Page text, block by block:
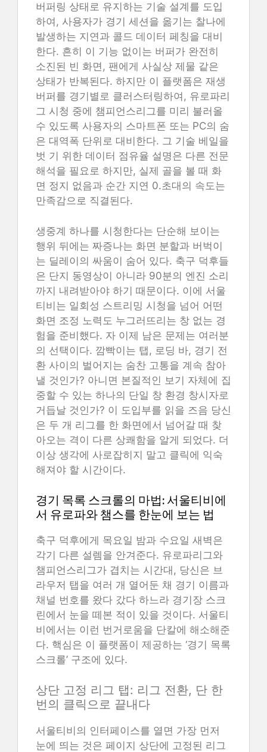
버퍼링 상태로 유지하는 기술 설계를 도입
하여, 사용자가 경기 세션을 옮기는 찰나에
발생하는 지연과 콜드 데이터 페칭을 대비
한다. 흔히 이 기능 없이는 버퍼가 완전히
소진된 빈 화면, 팬에게 사실상 제물 같은
상태가 반복된다. 하지만 이 플랫폼은 재생
버퍼를 경기별로 클러스터링하여, 유로파리
그 시청 중에 챔피언스리그를 미리 불러올
수 있도록 사용자의 스마트폰 또는 PC의 숨
은 대역폭 단위로 대비한다. 그 기술 베일을
벗 기 위한 데이터 점유율 설명은 다른 전문
해석을 필요로 하지만, 실제 골을 볼 때 화
면 정지 없음과 순간 지연 0.초대의 속도는
만족감으로 직결된다.
생중계 하나를 시청한다는 단순해 보이는
행위 뒤에는 짜증나는 화면 분할과 버벅이
는 딜레이의 싸움이 숨어 있다. 축구 덕후들
은 단지 동영상이 아니라 90분의 엔진 소리
까지 내려받아야 하기 때문이다. 이에 서울
티비는 일회성 스트리밍 시청을 넘어 어떤
화면 조정 노력도 누그러뜨리는 창 없는 경
험을 준비했다. 자 이제 남은 문제는 여러분
의 선택이다. 깜빡이는 탭, 로딩 바, 경기 전
환 사이의 벌어지는 숨찬 고통을 계속 참아
낼 것인가? 아니면 본질적인 보기 자체에 집
중할 수 있는 하나의 단일 창 환경 창시자로
거듭날 것인가? 이 도입부를 읽을 즈음 당신
은 두 개 리그를 한 화면에서 넘어갈 때 찾
아오는 격이 다른 상쾌함을 알게 되었다. 더
이상 생각에 사로잡히지 말고 클릭에 익숙
해져야 할 시간이다.
경기 목록 스크롤의 마법: 서울티비에
서 유로파와 챔스를 한눈에 보는 법
축구 덕후에게 목요일 밤과 수요일 새벽은
각기 다른 설렘을 안겨준다. 유로파리그와
챔피언스리그가 겹치는 시간대, 당신은 브
라우저 탭을 여러 개 열어둔 채 경기 이름과
채널 번호를 왔다 갔다 하느라 경기장 스크
린에서 눈을 떼본 적이 있을 것이다. 서울티
비에서는 이런 번거로움을 단칼에 해소해준
다. 핵심은 이 플랫폼이 제공하는 ‘경기 목록
스크롤’ 구조에 있다.
상단 고정 리그 탭: 리그 전환, 단 한
번의 클릭으로 끝내다
서울티비의 인터페이스를 열면 가장 먼저
눈에 띄는 것은 페이지 상단에 고정된 리그